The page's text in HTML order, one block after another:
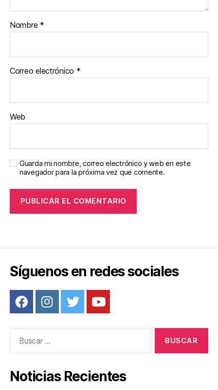
Nombre *
Correo electrónico *
Web
Guarda mi nombre, correo electrónico y web en este
navegador para la próxima vez que comente.
Síguenos en redes sociales
Noticias Recientes